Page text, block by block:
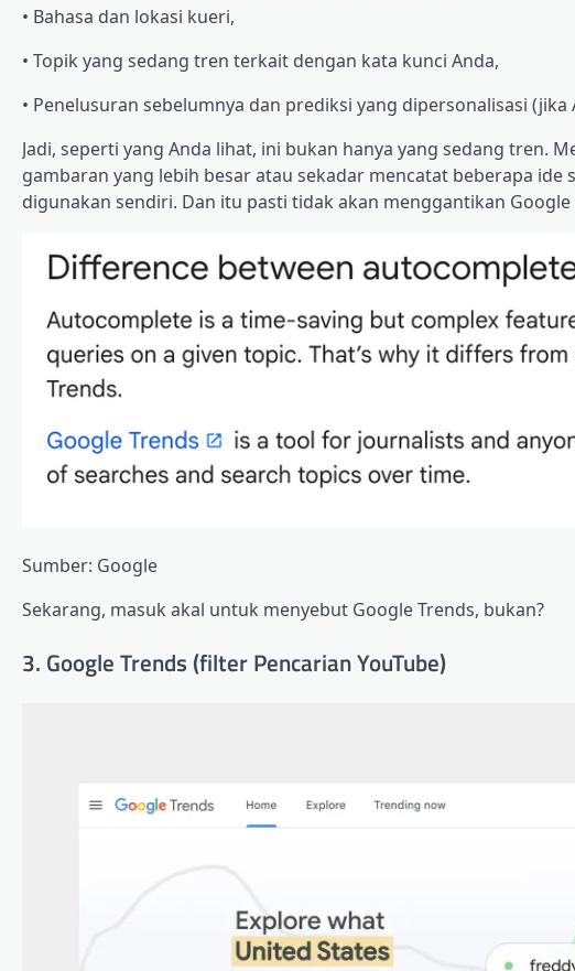
• Bahasa dan lokasi kueri,
• Topik yang sedang tren terkait dengan kata kunci Anda,
• Penelusuran sebelumnya dan prediksi yang dipersonalisasi (jika
Jadi, seperti yang Anda lihat, ini bukan hanya yang sedang tren.
gambaran yang lebih besar atau sekadar mencatat beberapa
digunakan sendiri. Dan itu pasti tidak akan menggantikan Google
Sumber: Google
Sekarang, masuk akal untuk menyebut Google Trends, bukan?
3. Google Trends (filter Pencarian YouTube)